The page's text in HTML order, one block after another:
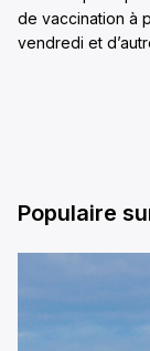
de vaccination à
vendredi et
Populaire